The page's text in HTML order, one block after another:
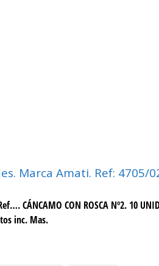
Marca Amati. Ref: 4705/
CÁNCAMO CON ROSCA Nº2. 10
inc. Mas.